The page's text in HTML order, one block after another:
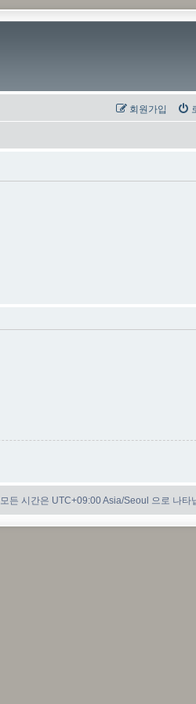
회원가입
모든 시간은 UTC+09:00 Asia/Seoul 으로 나타